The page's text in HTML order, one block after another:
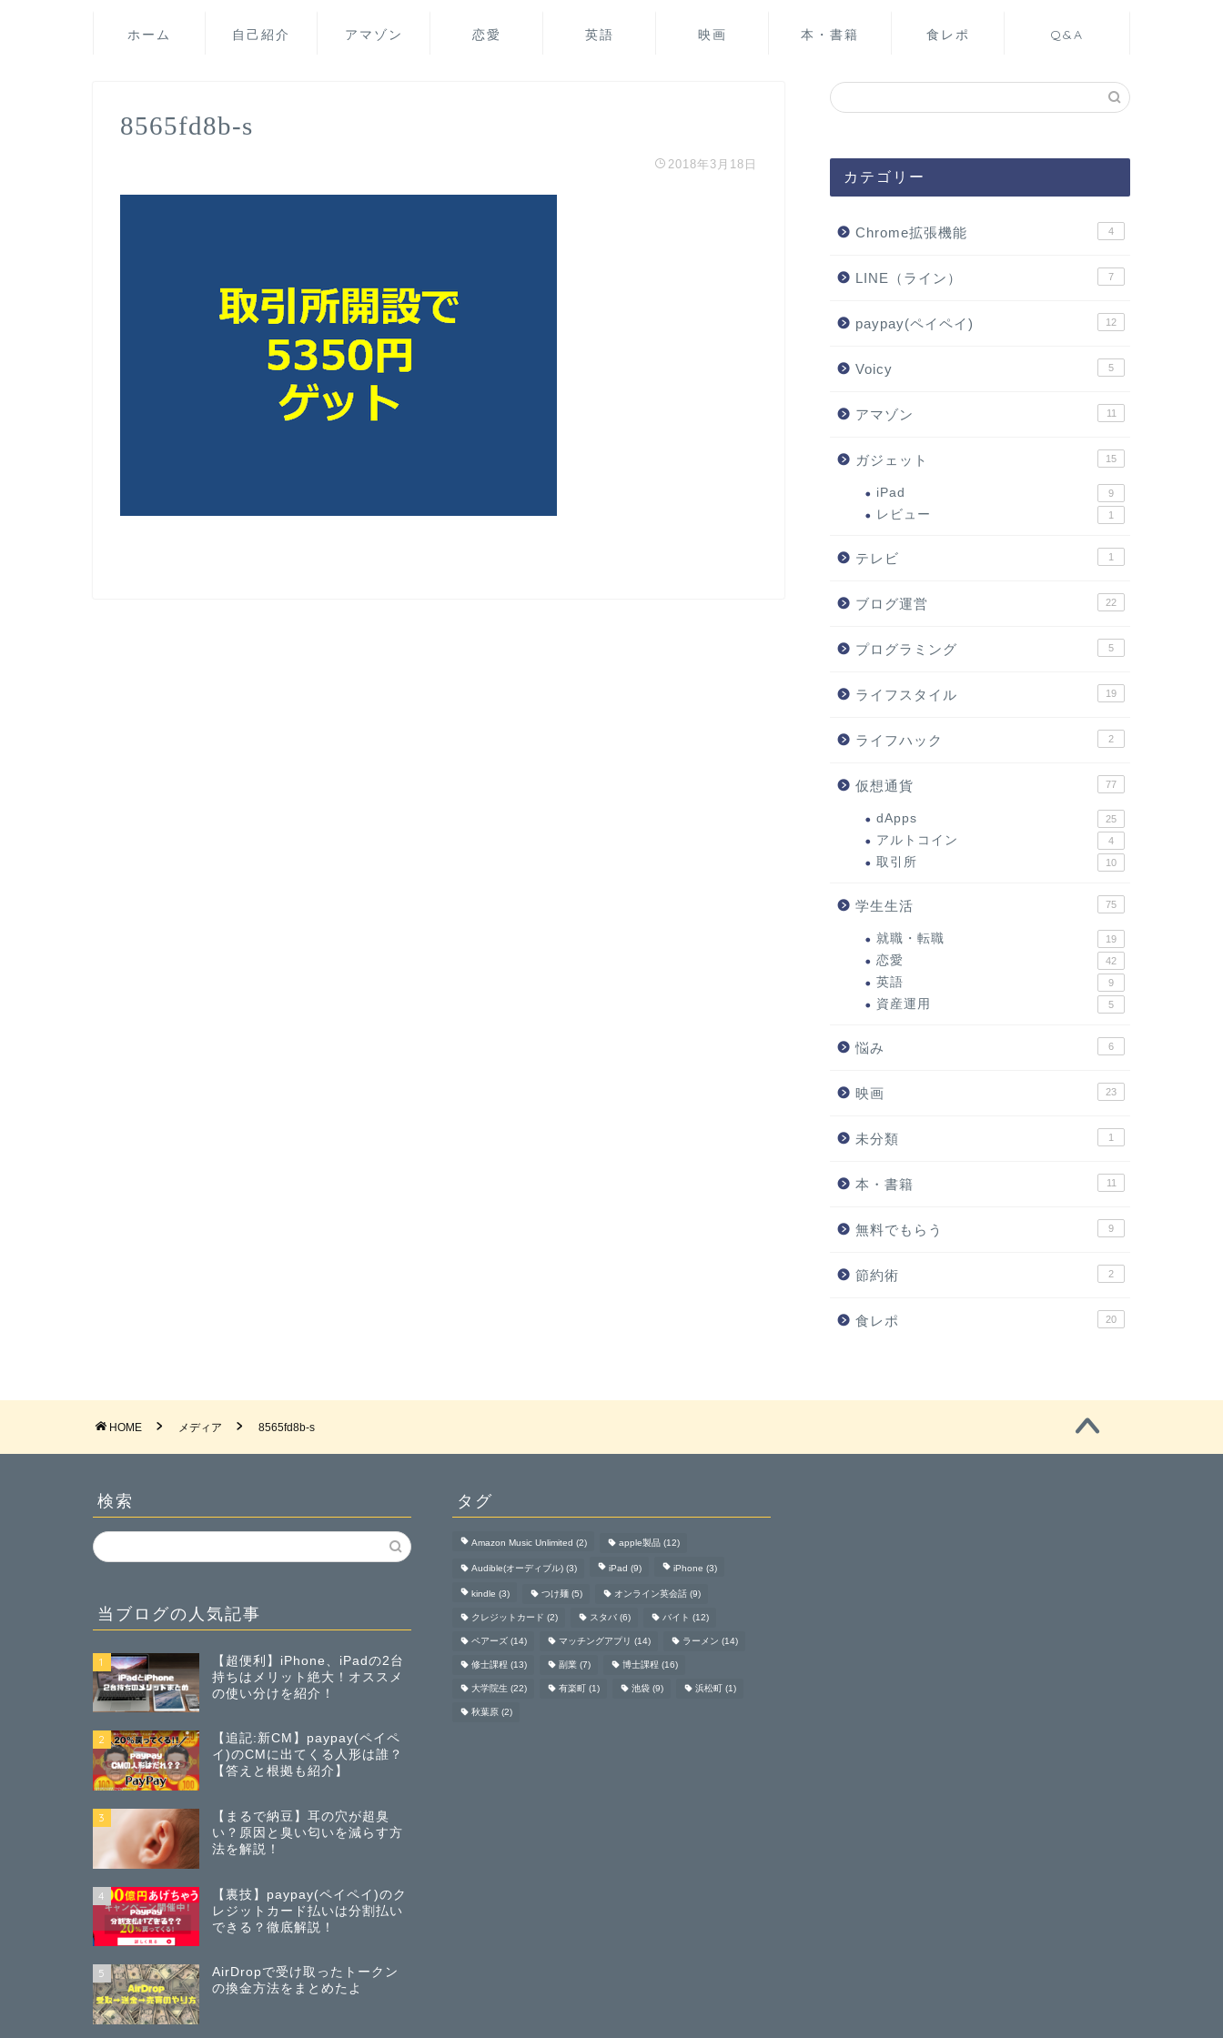
ホーム 自己紹介 アマゾン 恋愛 英語 映画 本・書籍 食レポ Q&A
8565fd8b-s
2018年3月18日
カテゴリー
Chrome拡張機能 4
LINE（ライン） 7
paypay(ペイペイ) 12
Voicy 5
アマゾン 11
ガジェット 15
iPad 9
レビュー 1
テレビ 1
ブログ運営 22
プログラミング 5
ライフスタイル 19
ライフハック 2
仮想通貨 77
dApps 25
アルトコイン 4
取引所 10
学生生活 75
就職・転職 19
恋愛 42
英語 9
資産運用 5
悩み 6
映画 23
未分類 1
本・書籍 11
無料でもらう 9
節約術 2
食レポ 20
HOME メディア 8565fd8b-s
検索
当ブログの人気記事
1
【超便利】iPhone、iPadの2台
持ちはメリット絶大！オススメ
の使い分けを紹介！
2
【追記:新CM】paypay(ペイペ
イ)のCMに出てくる人形は誰？
【答えと根拠も紹介】
3
【まるで納豆】耳の穴が超臭
い？原因と臭い匂いを減らす方
法を解説！
4
【裏技】paypay(ペイペイ)のク
レジットカード払いは分割払い
できる？徹底解説！
5
AirDropで受け取ったトークン
の換金方法をまとめたよ
タグ
Amazon Music Unlimited (2) apple製品 (12)
Audible(オーディブル) (3) iPad (9) iPhone (3)
kindle (3) つけ麺 (5) オンライン英会話 (9)
クレジットカード (2) スタバ (6) バイト (12)
ペアーズ (14) マッチングアプリ (14) ラーメン (14)
修士課程 (13) 副業 (7) 博士課程 (16)
大学院生 (22) 有楽町 (1) 池袋 (9) 浜松町 (1)
秋葉原 (2)